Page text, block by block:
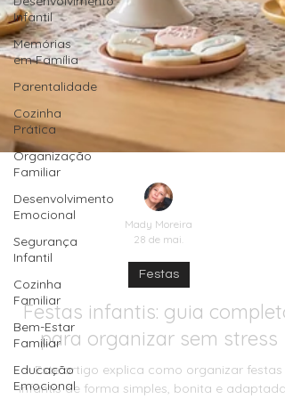
Infantil
Memórias
em Família
Parentalidade
Cozinha
Prática
Organização
Familiar
Desenvolvimento
Emocional
Segurança
Infantil
Cozinha
Familiar
Bem-Estar
Familiar
Educação
Emocional
Mady Moreira
28 de mai.
Festas
Festas infantis: guia completo
para organizar sem stress